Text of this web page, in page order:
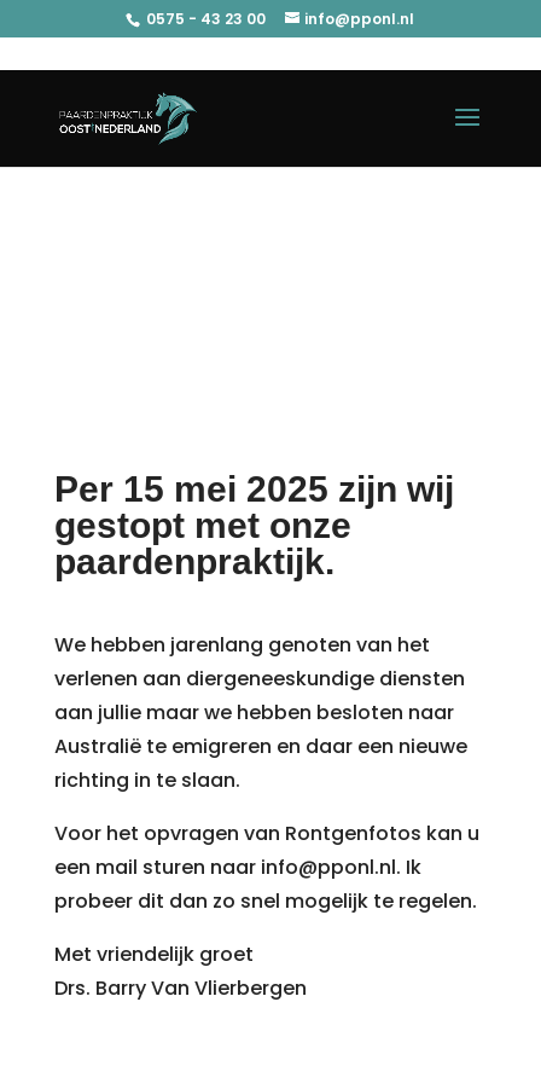
0575 - 43 23 00 info@pponl.nl
Per 15 mei 2025 zijn wij
gestopt met onze
paardenpraktijk.
We hebben jarenlang genoten van het
verlenen aan diergeneeskundige diensten
aan jullie maar we hebben besloten naar
Australië te emigreren en daar een nieuwe
richting in te slaan.
Voor het opvragen van Rontgenfotos kan u
een mail sturen naar info@pponl.nl. Ik
probeer dit dan zo snel mogelijk te regelen.
Met vriendelijk groet
Drs. Barry Van Vlierbergen